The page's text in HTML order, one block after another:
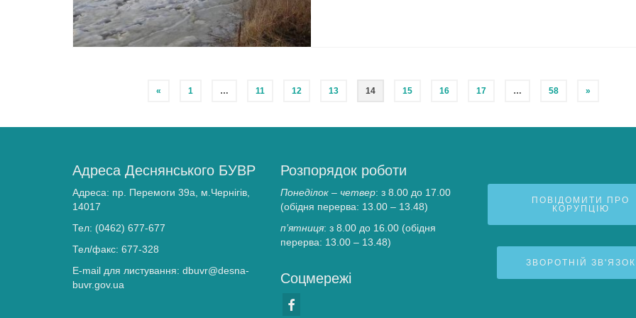
« 1 … 11 12 13 14 15 16 17 … 58 »
Адреса Деснянського БУВР
Адреса: пр. Перемоги 39а, м.Чернігів,
14017
Тел: (0462) 677-677
Тел/факс: 677-328
E-mail для листування: dbuvr@desna-
buvr.gov.ua
Розпорядок роботи
Понеділок – четвер: з 8.00 до 17.00
(обідня перерва: 13.00 – 13.48)
п’ятниця: з 8.00 до 16.00 (обідня
перерва: 13.00 – 13.48)
Соцмережі
ПОВІДОМИТИ ПРО
КОРУПЦІЮ
ЗВОРОТНІЙ ЗВ'ЯЗОК